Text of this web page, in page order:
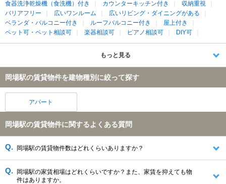
食器洗浄乾燥機（食洗機）付き
カウンターキッチン付き
収納重視
バリアフリー
広いワンルーム
広いリビング・ダイニングがある
ベランダ・バルコニー付き
ルーフバルコニー付き
屋上付き
ペット可・ペット相談可
楽器相談可 ピアノ相談可 DIY可
もっと見る
岡場駅の賃貸物件を建物種別に絞って探す
アパート
岡場駅の賃貸物件に関するよくある質問
岡場駅の賃貸物件数はどれくらいありますか？
岡場駅の家賃相場はどれくらいですか？また、家賃を抑えても物
件はありますか。